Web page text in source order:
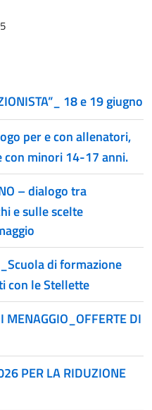
18 e 19 giugno
per e con allenatori,
con minori 14-17 anni.
– dialogo tra
e sulle scelte
di formazione
con le Stellette
MENAGGIO_OFFERTE DI
PER LA RIDUZIONE